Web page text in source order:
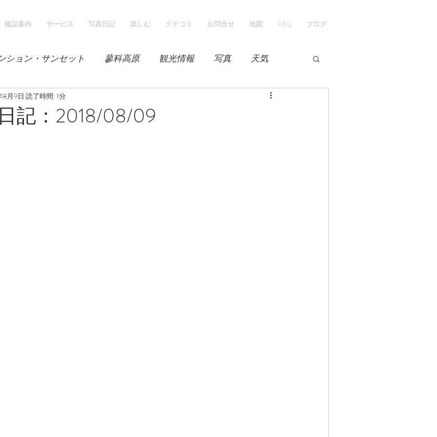
施設案内 サービス 写真日記 楽しむ クチコミ お問合せ 地図 FAQ ブログ
ション・サンセット 蓼科高原 観光情報 写真 天気
レンゲツツジ 紅葉
記：2018/08/09
8月9日 読了時間: 1分